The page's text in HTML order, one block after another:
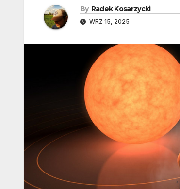
By Radek Kosarzycki
WRZ 15, 2025